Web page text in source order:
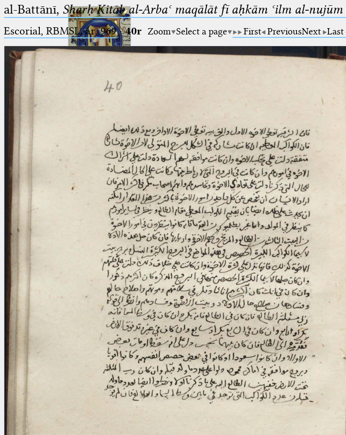
Ptolemaeus
Arabus et Latinus
(the underscore) is the placeholder
for exactly one character.
(the percent sign) is the
placeholder for no, one or more
than one character.
(two percent signs) is the
placeholder for no, one or more
than one character, but not for
blank space (so that a search ends
at word boundaries).
🔎︎
Start
Project
Team
News
Jobs
Publications
Conference
Arabic Works
Arabic Manuscripts
Latin Works
Latin Manuscripts
Latin Early Prints
Images
Texts
Glossary
Resources
al-Battānī, Sharḥ Kitāb al-Arbaʿ maqālāt fī aḥkām ʿilm al-nujūm
Escorial, RBMSL, ár. 969·40r Zoom Select a page First PreviousNext Last